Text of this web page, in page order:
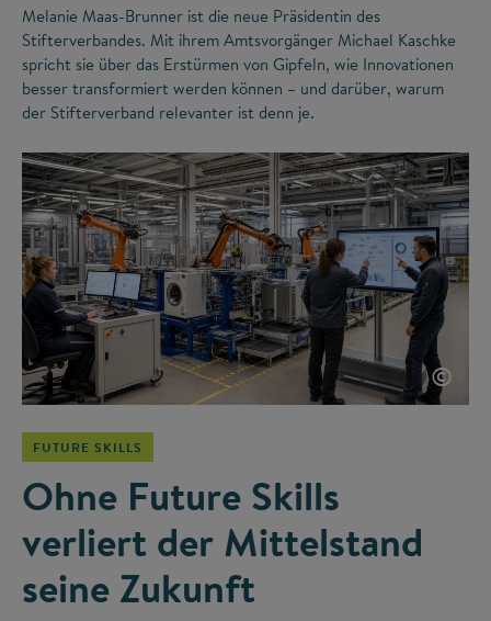
Melanie Maas-Brunner ist die neue Präsidentin des
Stifterverbandes. Mit ihrem Amtsvorgänger Michael Kaschke
spricht sie über das Erstürmen von Gipfeln, wie Innovationen
besser transformiert werden können – und darüber, warum
der Stifterverband relevanter ist denn je.
©
FUTURE SKILLS
Ohne Future Skills
verliert der Mittelstand
seine Zukunft